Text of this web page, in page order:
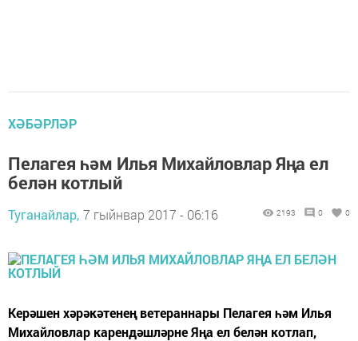
ХӘБӘРЛӘР
Пелагея һәм Илья Михайловлар Яңа ел
белән котлый
Туганайлар, 7 гыйнвар 2017 - 06:16 2193 0 0
Керәшен хәрәкәтенең ветераннары Пелагея һәм Илья
Михайловлар карендәшләрне Яңа ел белән котлап,